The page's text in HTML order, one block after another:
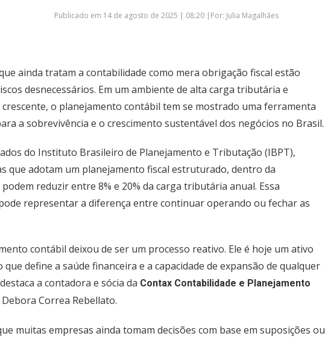
Publicado em 14 de agosto de 2025 | 08:20 |Por: Julia Magalhães
ainda tratam a contabilidade como mera obrigação fiscal estão
desnecessários. Em um ambiente de alta carga tributária e
o planejamento contábil tem se mostrado uma ferramenta
a sobrevivência e o crescimento sustentável dos negócios no Brasil.
do Instituto Brasileiro de Planejamento e Tributação (IBPT),
que adotam um planejamento fiscal estruturado, dentro da
podem reduzir entre 8% e 20% da carga tributária anual. Essa
representar a diferença entre continuar operando ou fechar as
contábil deixou de ser um processo reativo. Ele é hoje um ativo
que define a saúde financeira e a capacidade de expansão de qualquer
a contadora e sócia da Contax Contabilidade e Planejamento
Debora Correa Rebellato.
muitas empresas ainda tomam decisões com base em suposições ou